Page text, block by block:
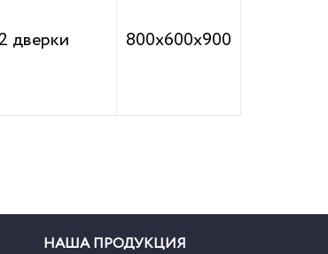
2 дверки 800х600х900
НАША ПРОДУКЦИЯ